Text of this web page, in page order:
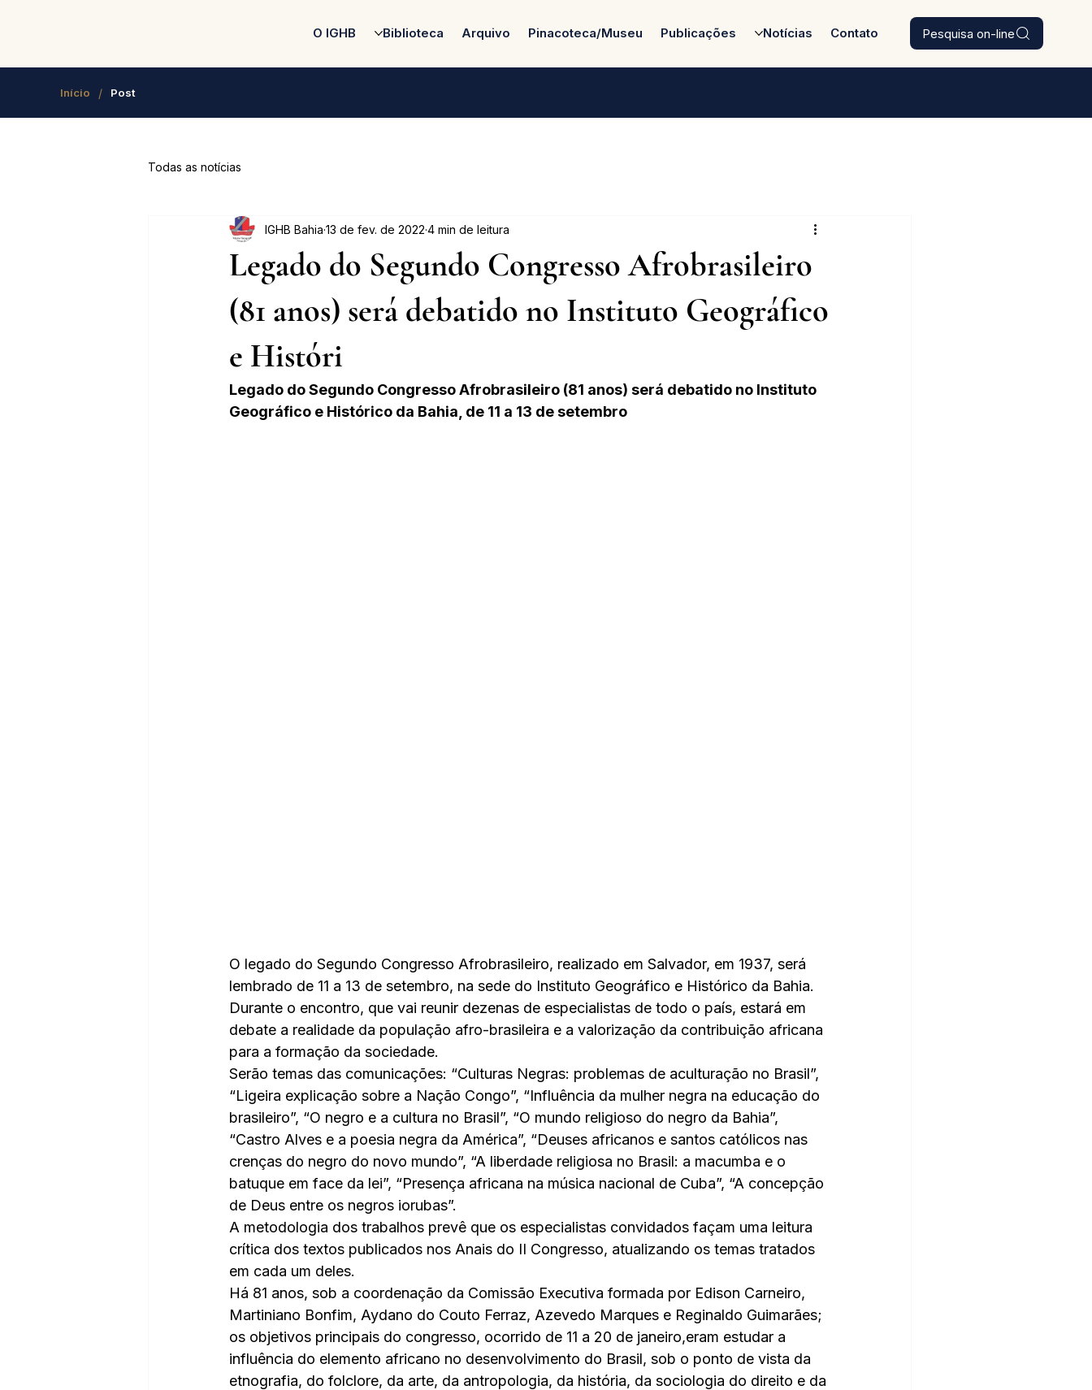
Pesquisa on-line
O IGHB Biblioteca Arquivo Pinacoteca/Museu Publicações Notícias Contato
Início / Post
Todas as notícias
Legado do Segundo Congresso Afrobrasileiro
(81 anos) será debatido no Instituto Geográfico
e Históri
IGHB Bahia 13 de fev. de 2022 4 min de leitura
Legado do Segundo Congresso Afrobrasileiro (81 anos) será debatido no Instituto
Geográfico e Histórico da Bahia, de 11 a 13 de setembro
O legado do Segundo Congresso Afrobrasileiro, realizado em Salvador, em 1937, será
lembrado de 11 a 13 de setembro, na sede do Instituto Geográfico e Histórico da Bahia.
Durante o encontro, que vai reunir dezenas de especialistas de todo o país, estará em
debate a realidade da população afro-brasileira e a valorização da contribuição africana
para a formação da sociedade.
Serão temas das comunicações: “Culturas Negras: problemas de aculturação no Brasil”,
“Ligeira explicação sobre a Nação Congo”, “Influência da mulher negra na educação do
brasileiro”, “O negro e a cultura no Brasil”, “O mundo religioso do negro da Bahia”,
“Castro Alves e a poesia negra da América”, “Deuses africanos e santos católicos nas
crenças do negro do novo mundo”, “A liberdade religiosa no Brasil: a macumba e o
batuque em face da lei”, “Presença africana na música nacional de Cuba”, “A concepção
de Deus entre os negros iorubas”.
A metodologia dos trabalhos prevê que os especialistas convidados façam uma leitura
crítica dos textos publicados nos Anais do II Congresso, atualizando os temas tratados
em cada um deles.
Há 81 anos, sob a coordenação da Comissão Executiva formada por Edison Carneiro,
Martiniano Bonfim, Aydano do Couto Ferraz, Azevedo Marques e Reginaldo Guimarães;
os objetivos principais do congresso, ocorrido de 11 a 20 de janeiro,eram estudar a
influência do elemento africano no desenvolvimento do Brasil, sob o ponto de vista da
etnografia, do folclore, da arte, da antropologia, da história, da sociologia do direito e da